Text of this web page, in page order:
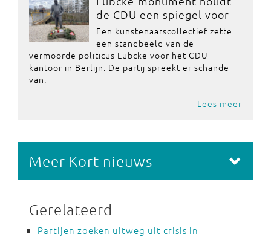
de CDU een spiegel voor
Een kunstenaarscollectief zette
een standbeeld van de
vermoorde politicus Lübcke voor het CDU-
kantoor in Berlijn. De partij spreekt er schande
van.
Lees meer
Meer Kort nieuws
Gerelateerd
Partijen zoeken uitweg uit crisis in